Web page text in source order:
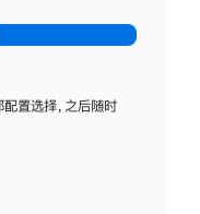
置选择，之后随时